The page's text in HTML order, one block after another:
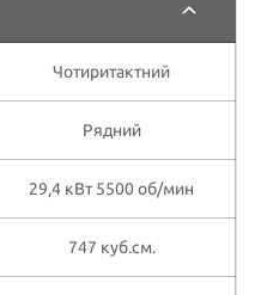
Чотиритактний
Рядний
29,4 кВт 5500 об/мин
747 куб.см.